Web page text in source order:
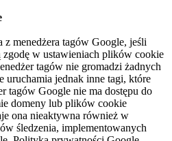
z menedżera tagów Google, jeśli
w ustawieniach plików cookie
tagów nie gromadzi żadnych
uruchamia jednak inne tagi, które
tagów Google nie ma dostępu do
domeny lub plików cookie
ona nieaktywna również w
śledzenia, implementowanych